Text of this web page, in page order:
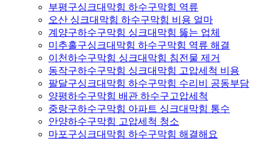
부평구싱크대막힘 하수구막힘 역류
오산 싱크대막힘 하수구막힘 비용 얼마
계양구하수구막힘 싱크대막힘 뚫는 업체
미추홀구싱크대막힘 하수구막힘 역류 해결
이천하수구막힘 싱크대막힘 침전물 제거
동작구하수구막힘 싱크대막힘 고압세척 비용
팔달구싱크대막힘 하수구막힘 수리비 공동부담
양평하수구막힘 배관 하수구고압세척
중랑구하수구막힘 아파트 싱크대막힘 통수
안양하수구막힘 고압세척 청소
마포구싱크대막힘 하수구막힘 해결해요